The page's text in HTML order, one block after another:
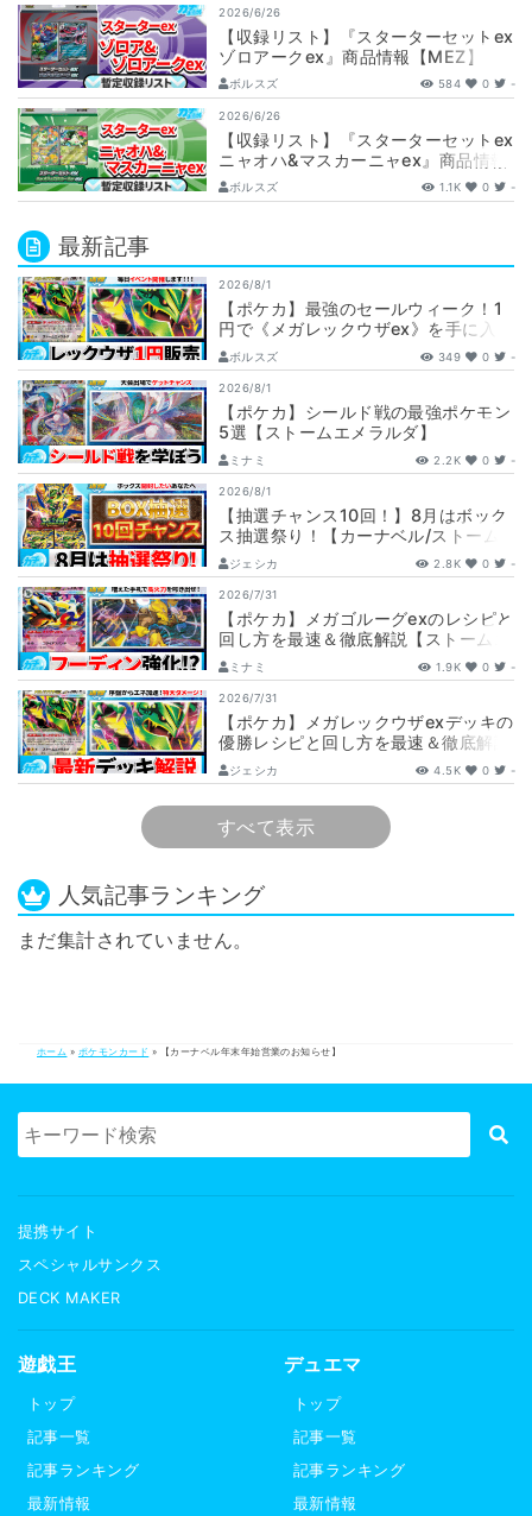
2026/6/26
【収録リスト】『スターターセットex
ゾロアークex』商品情報【MEZ】
ボルスズ 584 0 -
2026/6/26
【収録リスト】『スターターセットex
ニャオハ&マスカーニャex』商品情報
【MEM】
ボルスズ 1.1K 0 -
最新記事
2026/8/1
【ポケカ】最強のセールウィーク！1
円で《メガレックウザex》を手に入れ
ろ！！【カーナベルSALE】
ボルスズ 349 0 -
2026/8/1
【ポケカ】シールド戦の最強ポケモン
5選【ストームエメラルダ】
ミナミ 2.2K 0 -
2026/8/1
【抽選チャンス10回！】8月はボック
ス抽選祭り！【カーナベル/ストーム
エメラルダ】
ジェシカ 2.8K 0 -
2026/7/31
【ポケカ】メガゴルーグexのレシピと
回し方を最速＆徹底解説【ストームエ
メラルダ】
ミナミ 1.9K 0 -
2026/7/31
【ポケカ】メガレックウザexデッキの
優勝レシピと回し方を最速＆徹底解説
【ストームエメラルダ】
ジェシカ 4.5K 0 -
すべて表示
人気記事ランキング
まだ集計されていません。
ホーム » ポケモンカード » 【カーナベル年末年始営業のお知らせ】
提携サイト
スペシャルサンクス
DECK MAKER
遊戯王
トップ
記事一覧
記事ランキング
最新情報
デュエマ
トップ
記事一覧
記事ランキング
最新情報